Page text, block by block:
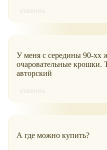
ответить
У меня с середины 90-хх
очаровательные крошки.
авторский
ответить
А где можно купить?